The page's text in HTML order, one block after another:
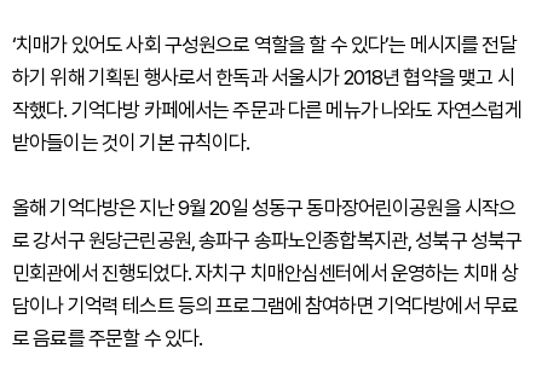
‘치매가 있어도 사회 구성원으로 역할을 할 수 있다’는 메시지를 전달
하기 위해 기획된 행사로서 한독과 서울시가 2018년 협약을 맺고 시
작했다. 기억다방 카페에서는 주문과 다른 메뉴가 나와도 자연스럽게
받아들이는 것이 기본 규칙이다.
올해 기억다방은 지난 9월 20일 성동구 동마장어린이공원을 시작으
로 강서구 원당근린공원, 송파구 송파노인종합복지관, 성북구 성북구
민회관에서 진행되었다. 자치구 치매안심센터에서 운영하는 치매 상
담이나 기억력 테스트 등의 프로그램에 참여하면 기억다방에서 무료
로 음료를 주문할 수 있다.